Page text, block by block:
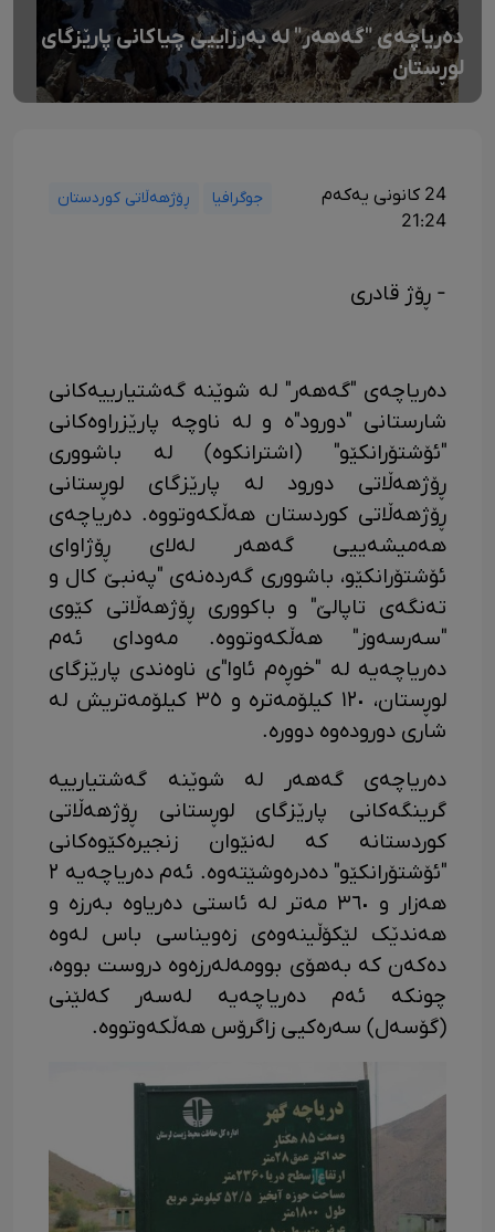
دەریاچەی "گەهەر" لە بەرزاییی چیاکانی پارێزگای
لوڕستان
24 کانونی یەکەم
21:24
جوگرافیا ڕۆژهەڵاتی کوردستان
- ڕۆژ قادری
دەریاچەی "گەهەر" لە شوێنە گەشتیارییەکانی
شارستانی "دورود"ە و لە ناوچە پارێزراوەکانی
"ئۆشتۆرانکێو" (اشترانکوه) لە باشووری
ڕۆژهەڵاتی دورود لە پارێزگای لوڕستانی
ڕۆژهەڵاتی کوردستان هەڵکەوتووە. دەریاچەی
هەمیشەییی گەهەر لەلای ڕۆژاوای
ئۆشتۆرانکێو، باشووری گەردەنەی "پەنبێ کال و
تەنگەی تاپالێ" و باکووری ڕۆژهەڵاتی کێوی
"سەرسەوز" هەڵکەوتووە. مەودای ئەم
دەریاچەیە لە "خوڕەم ئاوا"ی ناوەندی پارێزگای
لوڕستان، ١٢٠ کیلۆمەترە و ٣٥ کیلۆمەتریش لە
شاری دورودەوە دوورە.
دەریاچەی گەهەر لە شوێنە گەشتیارییە
گرینگەکانی پارێزگای لوڕستانی ڕۆژهەڵاتی
کوردستانە کە لەنێوان زنجیرەکێوەکانی
"ئۆشتۆرانکێو" دەدرەوشێتەوە. ئەم دەریاچەیە ٢
هەزار و ٣٦٠ مەتر لە ئاستی دەریاوە بەرزە و
هەندێک لێکۆڵینەوەی زەویناسی باس لەوە
دەکەن کە بەهۆی بوومەلەرزەوە دروست بووە،
چونکە ئەم دەریاچەیە لەسەر کەلێنی
(گۆسەل) سەرەکیی زاگرۆس هەڵکەوتووە.